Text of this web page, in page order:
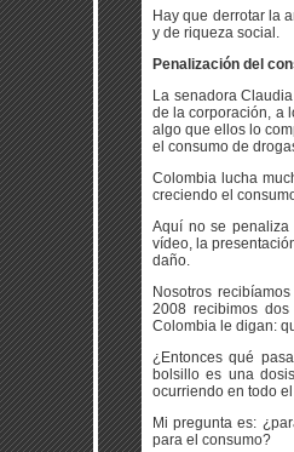
Hay que derrotar la
y de riqueza social.
Penalización del
La senadora
de la corporación, a
algo que ellos lo
el consumo de
Colombia lucha
creciendo el
Aquí no se
vídeo, la
daño.
Nosotros
2008 recibimos
Colombia le digan:
¿Entonces qué
bolsillo es una
ocurriendo en todo
Mi pregunta es:
para el consumo?